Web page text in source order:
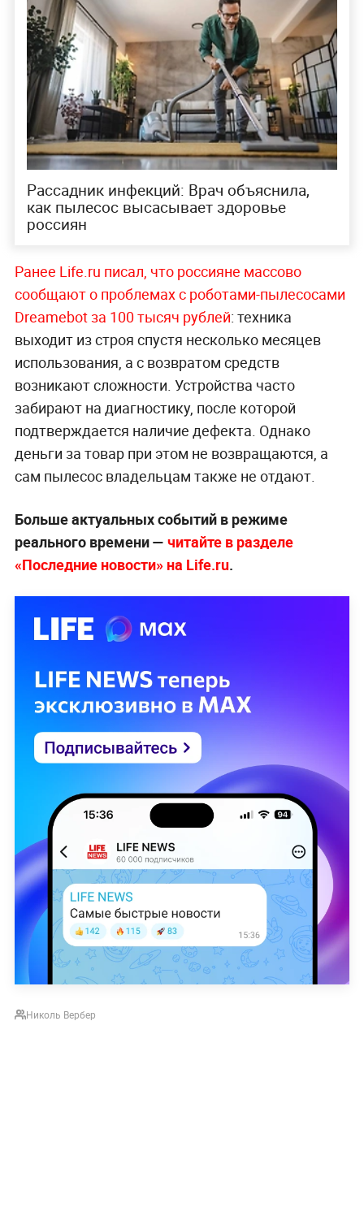
Рассадник инфекций: Врач объяснила,
как пылесос высасывает здоровье
россиян
Ранее Life.ru писал, что россияне массово
сообщают о проблемах с роботами-пылесосами
Dreamebot за 100 тысяч рублей: техника
выходит из строя спустя несколько месяцев
использования, а с возвратом средств
возникают сложности. Устройства часто
забирают на диагностику, после которой
подтверждается наличие дефекта. Однако
деньги за товар при этом не возвращаются, а
сам пылесос владельцам также не отдают.
Больше актуальных событий в режиме
реального времени — читайте в разделе
«Последние новости» на Life.ru.
Николь Вербер